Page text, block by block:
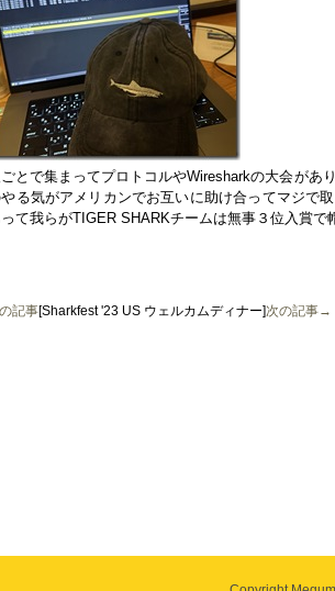
ごとで集まってプロトコルやWiresharkの大会があ
る気がアメリカンでお互いに助け合ってマジで
って我らがTIGER SHARKチームは無事３位入賞で
記事[Sharkfest '23 US ウェルカムディナー]次の記事→